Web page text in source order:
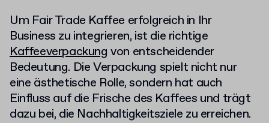
Um Fair Trade Kaffee erfolgreich in Ihr
Business zu integrieren, ist die richtige
Kaffeeverpackung von entscheidender
Bedeutung. Die Verpackung spielt nicht nur
eine ästhetische Rolle, sondern hat auch
Einfluss auf die Frische des Kaffees und trägt
dazu bei, die Nachhaltigkeitsziele zu erreichen.